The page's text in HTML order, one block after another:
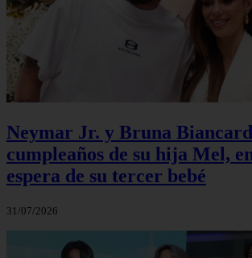
Neymar Jr. y Bruna
cumpleaños de su hija Mel,
espera de su tercer bebé
31/07/2026